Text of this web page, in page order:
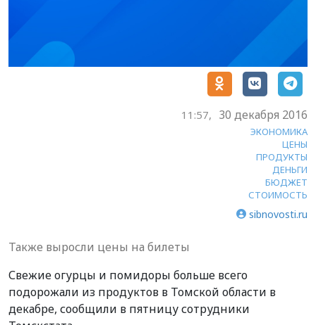
11:57, 30 декабря 2016
ЭКОНОМИКА
ЦЕНЫ
ПРОДУКТЫ
ДЕНЬГИ
БЮДЖЕТ
СТОИМОСТЬ
sibnovosti.ru
Также выросли цены на билеты
Свежие огурцы и помидоры больше всего
подорожали из продуктов в Томской области в
декабре, сообщили в пятницу сотрудники